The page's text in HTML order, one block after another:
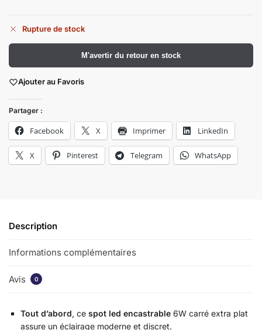
Rupture de stock
​M'avertir du retour en stock
Ajouter au Favoris
Partager :
Facebook X Imprimer LinkedIn
X Pinterest Telegram WhatsApp
Description
Informations complémentaires
Avis 0
Tout d’abord, ce spot led encastrable 6W carré extra plat
assure un éclairage moderne et discret.